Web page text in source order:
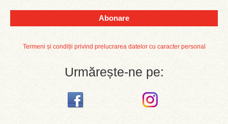
Abonare
Termeni și condiții privind prelucrarea datelor cu caracter personal
Urmărește-ne pe: